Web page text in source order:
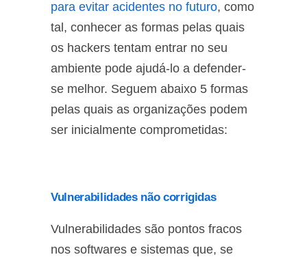
para evitar acidentes no futuro, como
tal, conhecer as formas pelas quais
os hackers tentam entrar no seu
ambiente pode ajudá-lo a defender-
se melhor. Seguem abaixo 5 formas
pelas quais as organizações podem
ser inicialmente comprometidas:
Vulnerabilidades não corrigidas
Vulnerabilidades são pontos fracos
nos softwares e sistemas que, se